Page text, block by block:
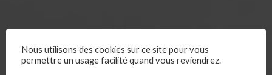
Nous utilisons des cookies sur ce site pour vous
permettre un usage facilité quand vous reviendrez.